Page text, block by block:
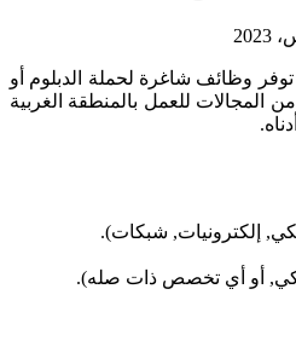
توفر وظائف شاغرة لحملة الدبلوم أو
المجالات للعمل بالمنطقة الغربية
إلكترونيات, شبكات).
أو أي تخصص ذات صله).